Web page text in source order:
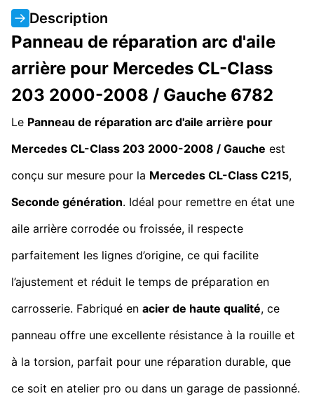
Description
Panneau de réparation arc d'aile
arrière pour Mercedes CL-Class
203 2000-2008 / Gauche 6782
Le Panneau de réparation arc d'aile arrière pour
Mercedes CL-Class 203 2000-2008 / Gauche est
conçu sur mesure pour la Mercedes CL-Class C215,
Seconde génération. Idéal pour remettre en état une
aile arrière corrodée ou froissée, il respecte
parfaitement les lignes d’origine, ce qui facilite
l’ajustement et réduit le temps de préparation en
carrosserie. Fabriqué en acier de haute qualité, ce
panneau offre une excellente résistance à la rouille et
à la torsion, parfait pour une réparation durable, que
ce soit en atelier pro ou dans un garage de passionné.